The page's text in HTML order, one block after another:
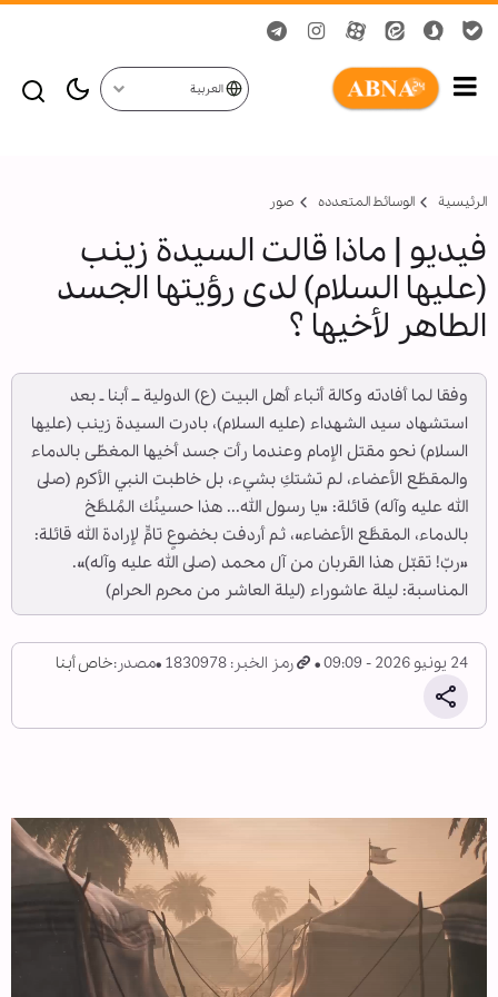
العربية
الرئيسية الوسائط المتعدده صور
فيديو | ماذا قالت السيدة زينب
(عليها السلام) لدى رؤيتها الجسد
الطاهر لأخيها ؟
وفقا لما أفادته وكالة أنباء أهل البيت (ع) الدولية ــ أبنا ـ بعد
استشهاد سيد الشهداء (عليه السلام)، بادرت السيدة زينب (عليها
السلام) نحو مقتل الإمام وعندما رأت جسد أخيها المغطّى بالدماء
والمقطّع الأعضاء، لم تشتكِ بشيء، بل خاطبت النبي الأكرم (صلى
الله عليه وآله) قائلة: «يا رسول الله... هذا حسينُك المُلطَّخ
بالدماء، المقطَّع الأعضاء»، ثم أردفت بخضوعٍ تامٍّ لإرادة الله قائلة:
«ربّ! تقبّل هذا القربان من آل محمد (صلى الله عليه وآله)».
المناسبة: ليلة عاشوراء (ليلة العاشر من محرم الحرام)
24 يونيو 2026 - 09:09 رمز الخبر: 1830978 مصدر:خاص أبنا